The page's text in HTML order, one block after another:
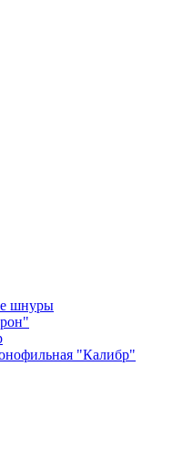
шнуры
"Калибр"